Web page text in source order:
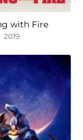
with Fire
2019